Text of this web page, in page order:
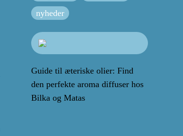
nyheder
Guide til æteriske olier: Find
den perfekte aroma diffuser hos
Bilka og Matas